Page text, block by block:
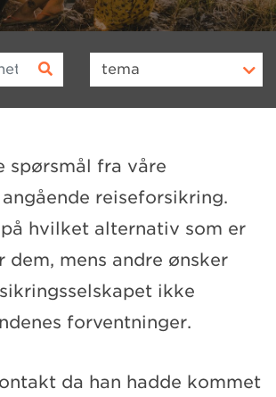
tema
spørsmål fra våre
reiseforsikring.
hvilket alternativ som er
dem, mens andre ønsker
ikke
forventninger.
da han hadde kommet